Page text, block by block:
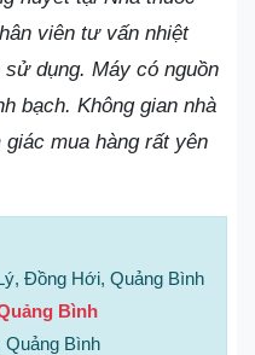
viên tư vấn nhiệt
dụng. Máy có nguồn
bạch. Không gian nhà
mua hàng rất yên
Đồng Hới, Quảng Bình
Bình
Bình